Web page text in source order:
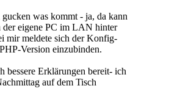
was kommt - ja, da kann
der eigene PC im LAN hinter
mir meldete sich der Konfig-
Version einzubinden.
bessere Erklärungen bereit- ich
auf dem Tisch